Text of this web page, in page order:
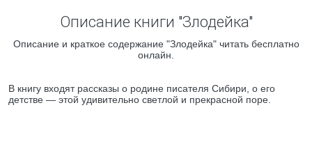
Описание книги "Злодейка"
Описание и краткое содержание "Злодейка" читать бесплатно
онлайн.
В книгу входят рассказы о родине писателя Сибири, о его
детстве — этой удивительно светлой и прекрасной поре.